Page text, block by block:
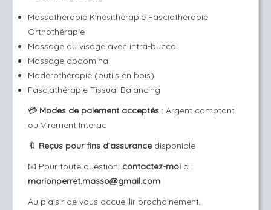
Massothérapie Kinésithérapie Fasciathérapie
Orthothérapie
Massage du visage avec intra-buccal
Massage abdominal
Madérothérapie (outils en bois)
Fasciathérapie Tissual Balancing
💳 Modes de paiement acceptés : Argent comptant
ou Virement Interac
🔖 Reçus pour fins d’assurance disponible
📧 Pour toute question, contactez-moi à :
marionperret.masso@gmail.com
Au plaisir de vous accueillir prochainement,